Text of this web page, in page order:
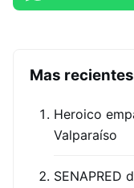
Mas recientes
Heroico
Valparaíso
SENAPRED